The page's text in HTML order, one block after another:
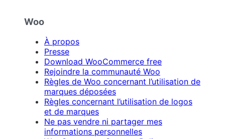
Woo
À propos
Presse
Download WooCommerce free
Rejoindre la communauté Woo
Règles de Woo concernant l’utilisation de
marques déposées
Règles concernant l’utilisation de logos
et de marques
Ne pas vendre ni partager mes
informations personnelles